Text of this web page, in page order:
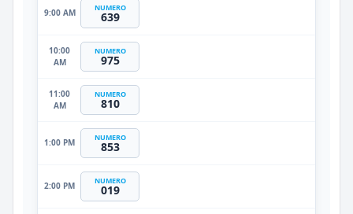
9:00 AM NUMERO
639
10:00
AM
NUMERO
975
11:00
AM
NUMERO
810
1:00 PM NUMERO
853
2:00 PM NUMERO
019